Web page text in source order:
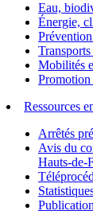
Eau,
Énergie,
Mobilités
Promotion
Ressources
Arrêtés
Avis du
Hauts-de-